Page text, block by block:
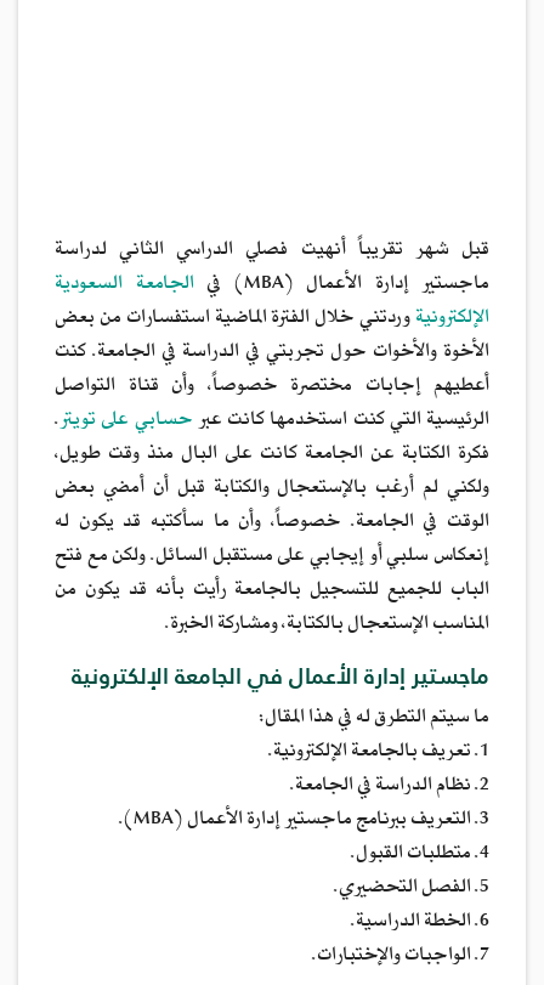
قبل شهر تقريباً أنهيت فصلي الدراسي الثاني لدراسة
ماجستير إدارة الأعمال (MBA) في الجامعة السعودية
الإلكترونيةوردتني خلال الفترة الماضية استفسارات من بعض
الأخوة والأخوات حول تجربتي في الدراسة في الجامعة. كنت
أعطيهم إجابات مختصرة خصوصاً، وأن قناة التواصل
الرئيسية التي كنت استخدمها كانت عبرحسابي على تويتر.
فكرة الكتابة عن الجامعة كانت على البال منذ وقت طويل،
ولكني لم أرغب بالإستعجال والكتابة قبل أن أمضي بعض
الوقت في الجامعة. خصوصاً، وأن ما سأكتبه قد يكون له
إنعكاس سلبي أو إيجابي على مستقبل السائل. ولكن مع فتح
الباب للجميع للتسجيل بالجامعة رأيت بأنه قد يكون من
المناسب الإستعجال بالكتابة، ومشاركة الخبرة.
ماجستير إدارة الأعمال في الجامعة الإلكترونية
ما سيتم التطرق له في هذا المقال:
1. تعريف بالجامعة الإلكترونية.
2. نظام الدراسة في الجامعة.
3. التعريف ببرنامج ماجستير إدارة الأعمال (MBA).
4. متطلبات القبول.
5. الفصل التحضيري.
6. الخطة الدراسية.
7. الواجبات والإختبارات.